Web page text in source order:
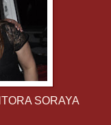
SORAYA